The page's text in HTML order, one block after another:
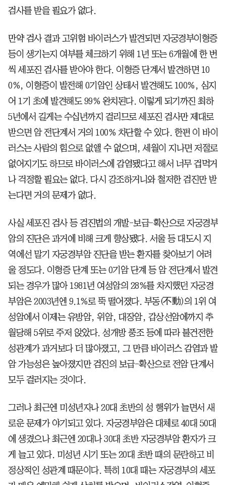
검사를 받을 필요가 없다.
만약 검사 결과 고위험 바이러스가 발견되면 자궁경부이형증
등이 생기는지 여부를 체크하기 위해 1년 또는 6개월에 한 번
씩 세포진 검사를 받아야 한다. 이형증 단계서 발견하면 10
0%, 이형증이 발전해 0기암인 상태서 발견해도 100%, 심지
어 1기 초에 발견해도 99% 완치된다. 이렇게 되기까진 최하
5년에서 길게는 수십년까지 걸리므로 세포진 검사만 제대로
받으면 암 전단계서 거의 100% 차단할 수 있다. 한편 이 바이
러스는 사람의 힘으로 없앨 수 없으며, 세월이 지나면 저절로
없어지기도 하므로 바이러스에 감염됐다고 해서 너무 겁먹거
나 걱정할 필요는 없다. 다시 강조하거니와 철저한 검진만 받
는다면 거의 문제가 없다.
사실 세포진 검사 등 검진법의 개발-보급-확산으로 자궁경부
암의 진단은 과거에 비해 크게 향상됐다. 서울 등 대도시 지
역에선 말기 자궁경부암 진단을 받는 환자를 찾아보기 어려
울 정도다. 이형증 단계 또는 0기암 단계 등 암 전단계서 발견
되는 경우가 많아 1981년 여성암의 28%를 차지했던 자궁경
부암은 2003년엔 9.1%로 뚝 떨어졌다. 부동(不動)의 1위 여
성암에서 이제는 유방암, 위암, 대장암, 갑상선암에까지 추
월당해 5위로 주저 앉았다. 성개방 풍조 등에 따라 불건전한
성관계가 과거보다 더 많아졌고, 그 만큼 바이러스 감염과 발
암 가능성은 높아졌지만 검진의 보급-확산으로 전암 단계서
모두 걸러지는 것이다.
그러나 최근엔 미성년자나 20대 초반의 성 행위가 늘면서 새
로운 문제가 야기되고 있다. 자궁경부암은 대체로 40대 50대
에 생겼으나 최근엔 20대나 30대 초반 자궁경부암 환자가 크
게 늘고 있다. 미성년 시기 또는 20대 초반 때의 문란하고 비
정상적인 성관계 때문이다. 특히 10대 때는 자궁경부의 세포